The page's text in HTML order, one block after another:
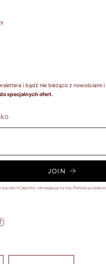
i bądź nie bieżąco z nowościami i
specjalnych ofert.
JOIN
przez hCaptcha i obowiązują na niej Polityka
Waluta